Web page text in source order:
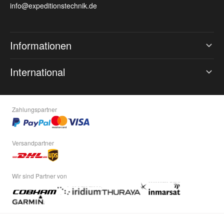
info@expeditionstechnik.de
Informationen
International
Zahlungspartner
Versandpartner
Wir sind Partner von